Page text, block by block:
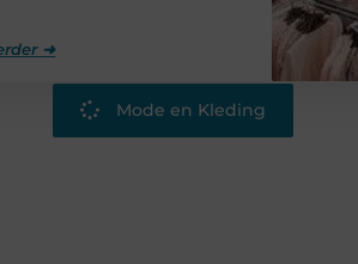
➜
Mode en Kleding